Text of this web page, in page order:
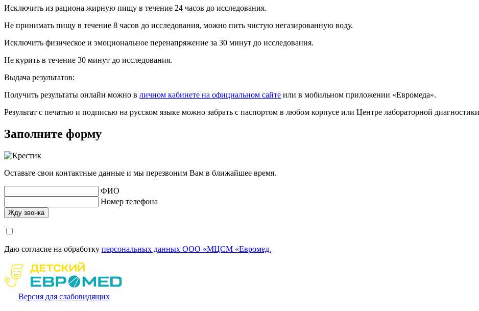
Исключить из рациона жирную пищу в течение 24 часов до исследования.
Не принимать пищу в течение 8 часов до исследования, можно пить чистую негазированную воду.
Исключить физическое и эмоциональное перенапряжение за 30 минут до исследования.
Не курить в течение 30 минут до исследования.
Выдача результатов:
Получить результаты онлайн можно в личном кабинете на официальном сайте или в мобильном приложении «Евромеда».
Результат с печатью и подписью на русском языке можно забрать с паспортом в любом корпусе или Центре лабораторной
Заполните форму
Оставьте свои контактные данные и мы перезвоним Вам в ближайшее время.
ФИО
Номер телефона
Даю согласие на обработку персональных данных ООО «МЦСМ «Евромед.
Версия для слабовидящих